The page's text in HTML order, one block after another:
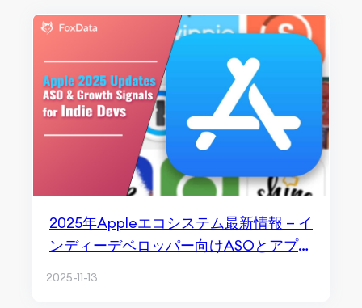
2025年Appleエコシステム最新情報 — イ
ンディーデベロッパー向けASOとアプリ
2025-11-13